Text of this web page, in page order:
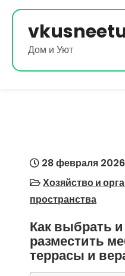
Перейти
содержимому
Дом и Уют
28 февраля 2026
Хозяйство и
пространства
Как выбрать
разместить
террасы и